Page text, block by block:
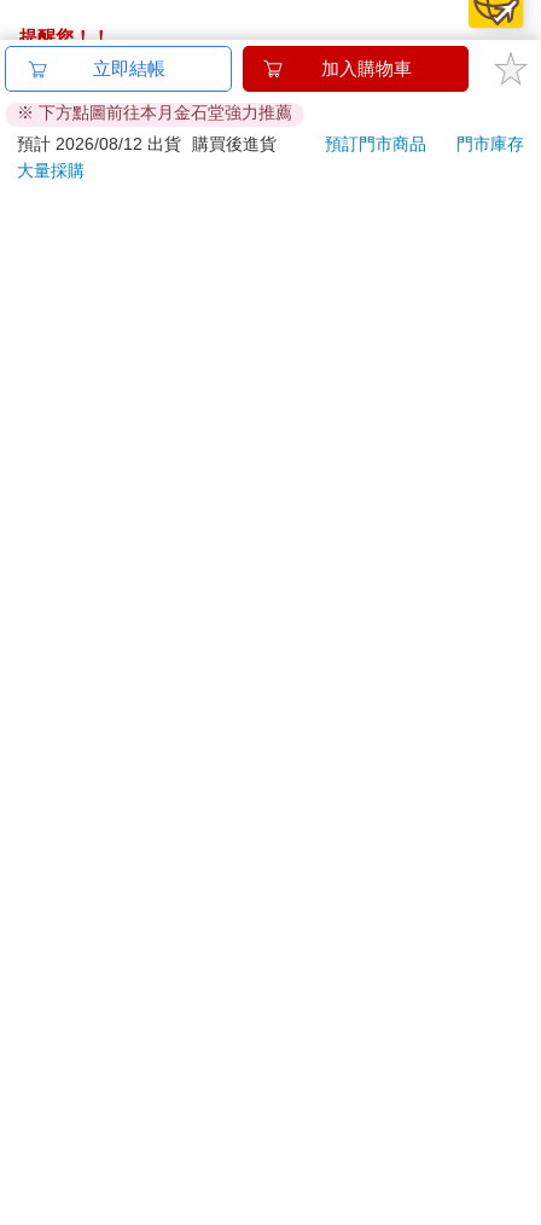
提醒您！！
金石堂及銀行均不會請您操作ATM! 如接獲電話要求您前往
ATM提款機，請不要聽從指示，以免受騙上當！
退換貨須知：
**提醒您，鑑賞期不等於試用期，退回商品須為全新狀態**
立即結帳 加入購物車
※ 下方點圖前往本月金石堂強力推薦
預計 2026/08/12 出貨
購買後進貨 預訂門市商品
門市庫存
大量採購